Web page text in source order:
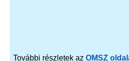
További részletek az OMSZ